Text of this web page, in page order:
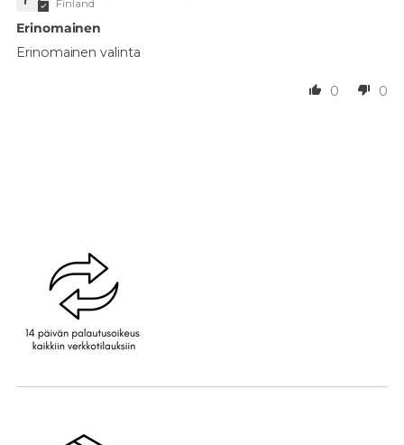
Finland
Erinomainen
Erinomainen valinta
0 0